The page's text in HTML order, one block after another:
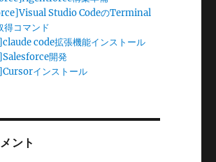
Studio CodeのTerminal
コマンド
code拡張機能インストール
開発
インストール
ント